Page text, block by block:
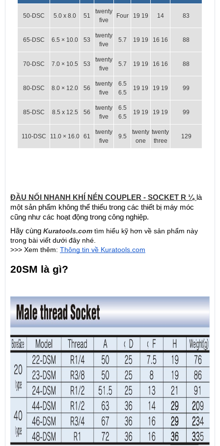
50-DSC 5.0 x 8.0 51
twenty
five
Four 19 19 14 83
65-DSC 6.5 × 10.0 53
twenty
five
5.7 19 19 16 16 88
70-DSC 7.0 × 10.5 53
twenty
five
5.7 19 19 16 16 88
80-DSC 8.0 × 12.0 56
twenty
five
6.5
6.5
19 19 19 19 99
85-DSC 8.5 x 12.5 56
twenty
five
6.5
6.5
19 19 19 19 99
110-DSC 11.0 × 16.0 61
twenty
five
9.5
twenty
one
twenty
three
129
ĐẦU NỐI NHANH KHÍ NÉN COUPLER - SOCKET R ¼ là
một sản phẩm không thể thiếu trong các thiết bị máy móc
cũng như các hoạt động trong công nghiệp.
Hãy cùng Kuratools.com tìm hiểu kỹ hơn về sản phẩm này
trong bài viết dưới đây nhé.
>>> Xem thêm: Thông tin về Kuratools.com
20SM là gì?